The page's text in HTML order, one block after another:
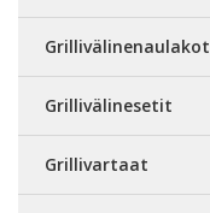
Grillivälinenaulakot
Grillivälinesetit
Grillivartaat